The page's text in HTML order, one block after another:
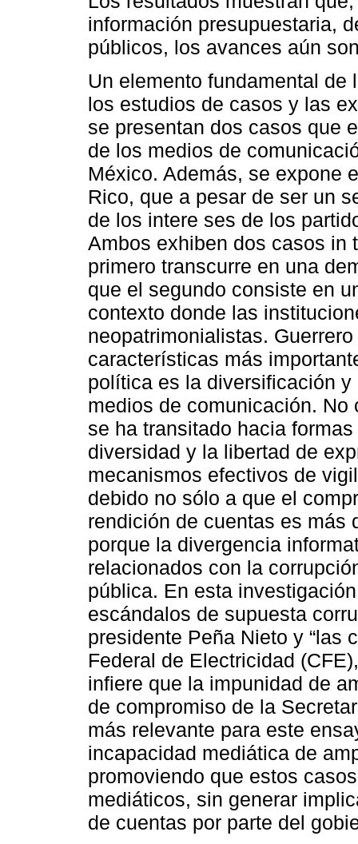
información presupuestaria,
públicos, los avances aún
Un elemento fundamental
los estudios de casos y las
se presentan dos casos que
de los medios de
México. Además, se expone
Rico, que a pesar de ser un
de los intere ses de los
Ambos exhiben dos casos in
primero transcurre en una
que el segundo consiste en
contexto donde las
neopatrimonialistas.
características más
política es la diversificación
medios de comunicación.
se ha transitado hacia
diversidad y la libertad de
mecanismos efectivos de
debido no sólo a que el
rendición de cuentas es más
porque la divergencia
relacionados con la
pública. En esta
escándalos de supuesta
presidente Peña Nieto y “las
Federal de Electricidad
infiere que la impunidad de
de compromiso de la
más relevante para este
incapacidad mediática de
promoviendo que estos
mediáticos, sin generar
de cuentas por parte del